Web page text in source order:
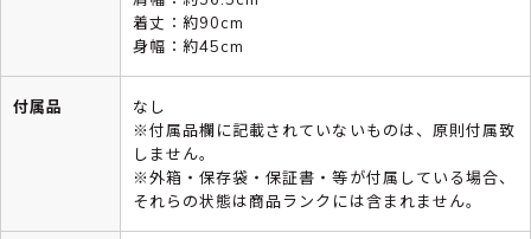
着丈：約90cm
身幅：約45cm
付属品
なし
※付属品欄に記載されていないものは、原則付属致
しません。
※外箱・保存袋・保証書・等が付属している場合、
それらの状態は商品ランクには含まれません。